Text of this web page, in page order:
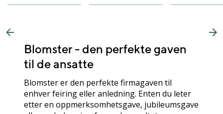
Previous
Blomster - den perfekte gaven
til de ansatte
Blomster er den perfekte firmagaven til
enhver feiring eller anledning. Enten du leter
etter en oppmerksomhetsgave, jubileumsgave